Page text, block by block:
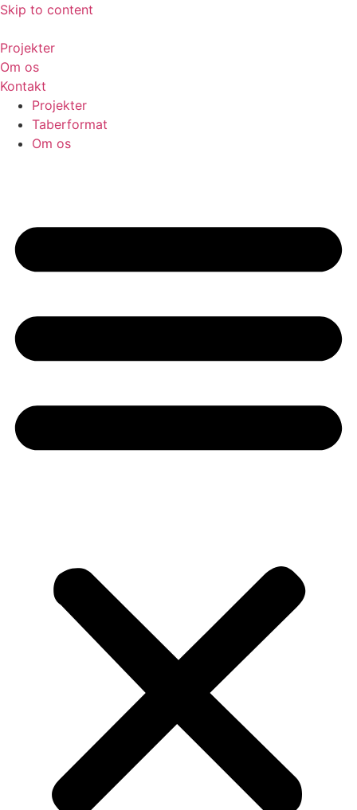
Skip to content
Projekter
Om os
Kontakt
Projekter
Taberformat
Om os